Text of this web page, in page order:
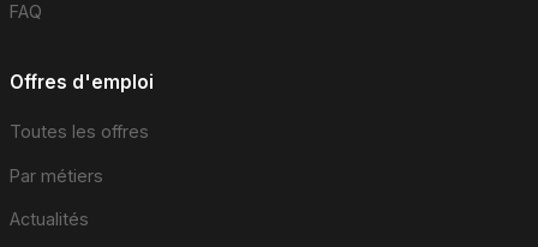
FAQ
Offres d'emploi
Toutes les offres
Par métiers
Actualités